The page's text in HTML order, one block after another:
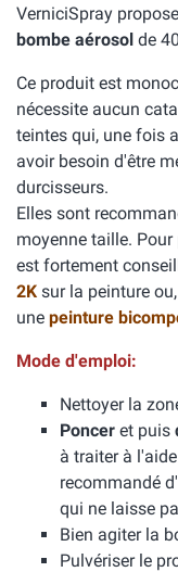
VerniciSpray
bombe aérosol de
Ce produit est
nécessite aucun
teintes qui, une fois
avoir besoin d'être
durcisseurs.
Elles sont
moyenne taille.
est fortement
2K sur la peinture
une peinture
Mode d'emploi:
Nettoyer la
Poncer et puis
à traiter à
recommandé
qui ne laisse
Bien agiter la
Pulvériser le